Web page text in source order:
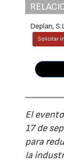
Deplan,
Solicitar
El
17 de
para
la